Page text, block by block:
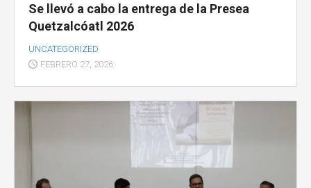
Se llevó a cabo la entrega de la Presea
Quetzalcóatl 2026
UNCATEGORIZED
FEBRERO 27, 2026